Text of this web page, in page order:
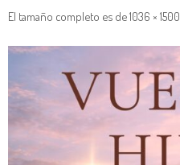
El tamaño completo es de1036 × 1500